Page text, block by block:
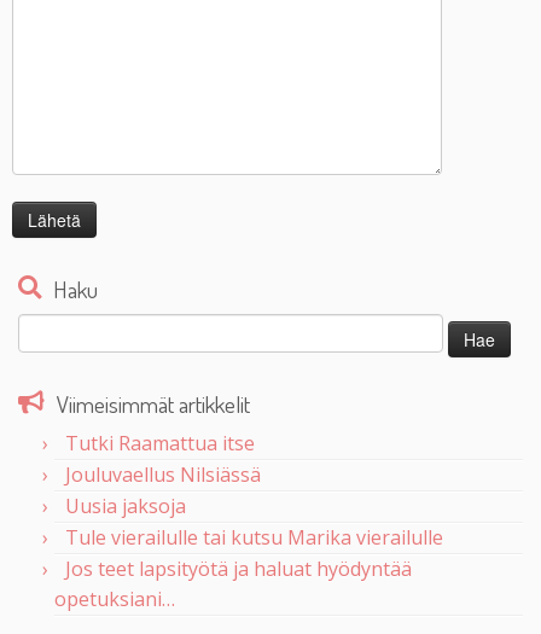
Haku
Haku:
Viimeisimmät artikkelit
Tutki Raamattua itse
Jouluvaellus Nilsiässä
Uusia jaksoja
Tule vierailulle tai kutsu Marika vierailulle
Jos teet lapsityötä ja haluat hyödyntää
opetuksiani…